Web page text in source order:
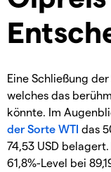
Eine Schließung
welches das
könnte. Im
der Sorte WTI das
74,53 USD
61,8%-Level bei